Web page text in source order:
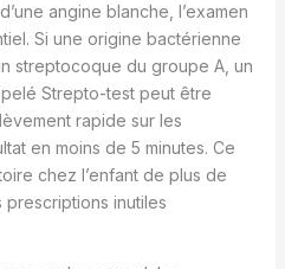
angine blanche, l’examen
Si une origine bactérienne
streptocoque du groupe A, un
Strepto-test peut être
rapide sur les
en moins de 5 minutes. Ce
chez l’enfant de plus de
prescriptions inutiles